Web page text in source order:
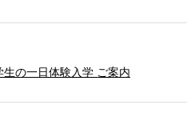
の一日体験入学 ご案内